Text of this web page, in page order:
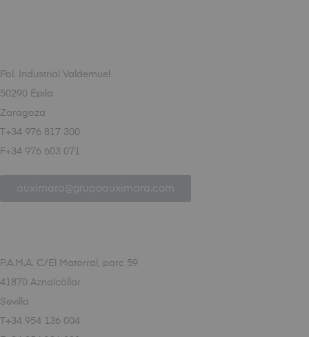
Pol. Industrial Valdemuel
50290 Épila
Zaragoza
T+34 976 817 300
F+34 976 603 071
auximara@grupoauximara.com
P.A.M.A. C/El Matorral, parc 59
41870 Aznalcóllar
Sevilla
T+34 954 136 004